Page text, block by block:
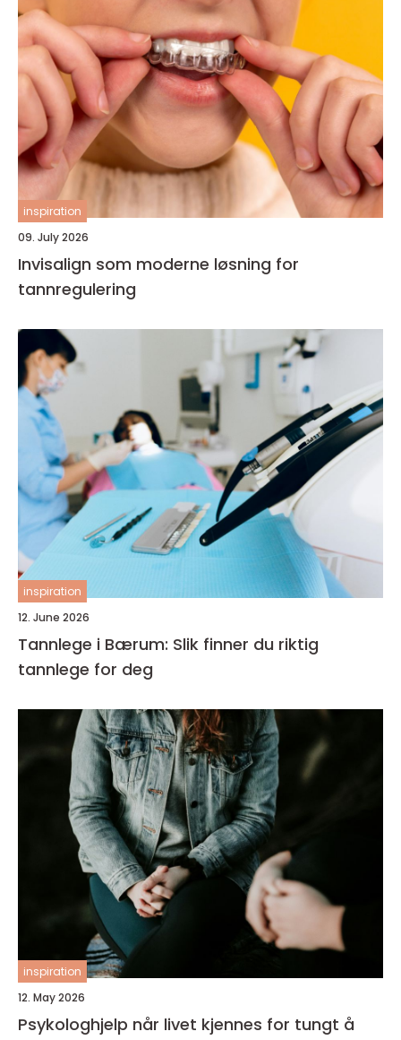
inspiration
09. July 2026
Invisalign som moderne løsning for
tannregulering
inspiration
12. June 2026
Tannlege i Bærum: Slik finner du riktig
tannlege for deg
inspiration
12. May 2026
Psykologhjelp når livet kjennes for tungt å